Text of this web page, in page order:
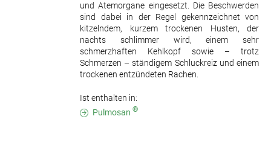
und Atemorgane eingesetzt. Die Beschwerden
sind dabei in der Regel gekennzeichnet von
kitzelndem, kurzem trockenen Husten, der
nachts schlimmer wird, einem sehr
schmerzhaften Kehlkopf sowie – trotz
Schmerzen – ständigem Schluckreiz und einem
trockenen entzündeten Rachen.
Ist enthalten in:
Pulmosan ®